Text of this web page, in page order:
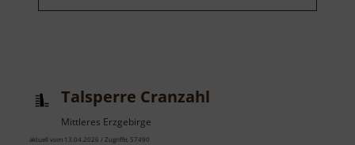
Talsperre Cranzahl
Mittleres Erzgebirge
aktuell vom 13.04.2026 / Zugriffe: 57490